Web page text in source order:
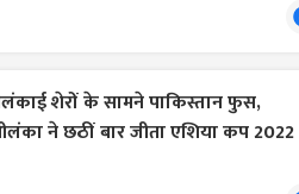
शेरों के सामने पाकिस्तान फुस,
ने छठीं बार जीता एशिया कप 2022